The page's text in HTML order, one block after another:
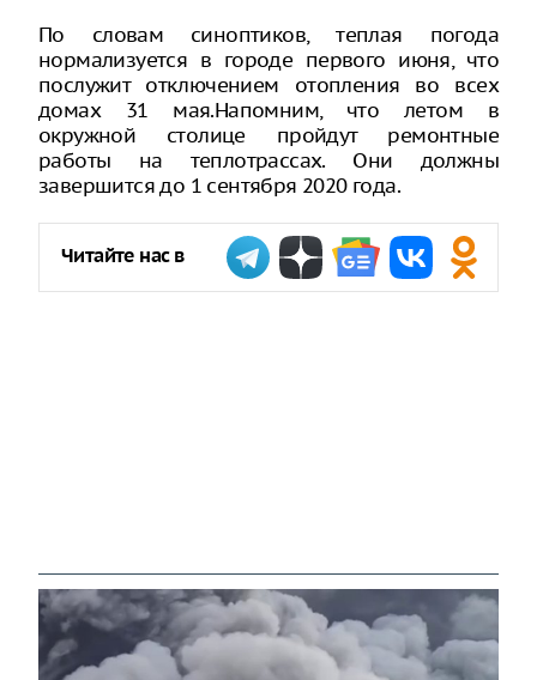
По словам синоптиков, теплая погода
нормализуется в городе первого июня, что
послужит отключением отопления во всех
домах 31 мая.Напомним, что летом в
окружной столице пройдут ремонтные
работы на теплотрассах. Они должны
завершится до 1 сентября 2020 года.
Читайте нас в